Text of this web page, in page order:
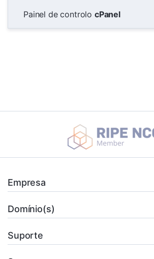
Painel de controlo cPanel
Empresa
Domínio(s)
Suporte